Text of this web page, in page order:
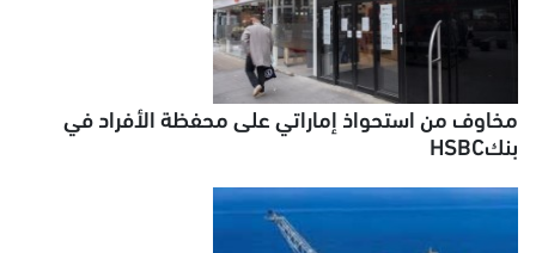
مخاوف من استحواذ إماراتي على محفظة الأفراد في
بنكHSBC